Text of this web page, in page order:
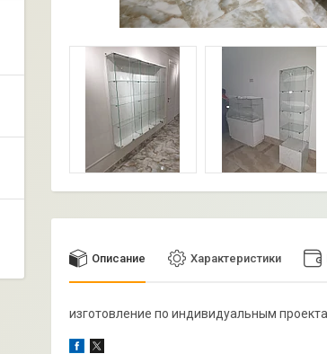
Описание Характеристики
изготовление по индивидуальным